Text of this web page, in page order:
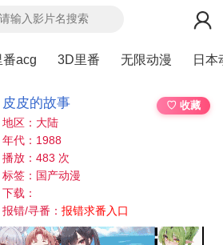
番acg 3D里番 无限动漫 日本
皮皮的故事
♡ 收藏
地区：大陆
年代：1988
播放：483 次
标签：国产动漫
下载：
报错/寻番：报错求番入口